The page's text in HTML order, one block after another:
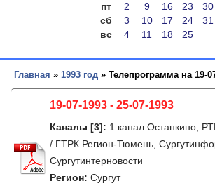
пт
2 9 16 23
30
сб
3 10 17 24
31
вс
4 11 18 25
Главная » 1993 год » Телепрограмма на 19-
19-07-1993 - 25-07-1993
Каналы [3]: 1 канал Останкино,
/ ГТРК Регион-Тюмень,
Сургутинтерновости
Регион: Сургут